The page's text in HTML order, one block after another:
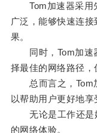
Tom加速器采用
广泛，能够快速连
果。
同时，Tom加速
择最佳的网络路径，
总而言之，Tom
以帮助用户更好地享
无论是工作还是
的网络体验。